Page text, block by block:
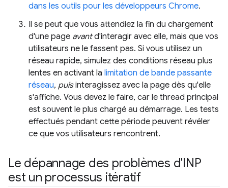
dans les outils pour les développeurs Chrome.
Il se peut que vous attendiez la fin du chargement
d'une page avantd'interagir avec elle, mais que vos
utilisateurs ne le fassent pas. Si vous utilisez un
réseau rapide, simulez des conditions réseau plus
lentes en activant la limitation de bande passante
réseau, puisinteragissez avec la page dès qu'elle
s'affiche. Vous devez le faire, car le thread principal
est souvent le plus chargé au démarrage. Les tests
effectués pendant cette période peuvent révéler
ce que vos utilisateurs rencontrent.
Le dépannage des problèmes d'INP
est un processus itératif